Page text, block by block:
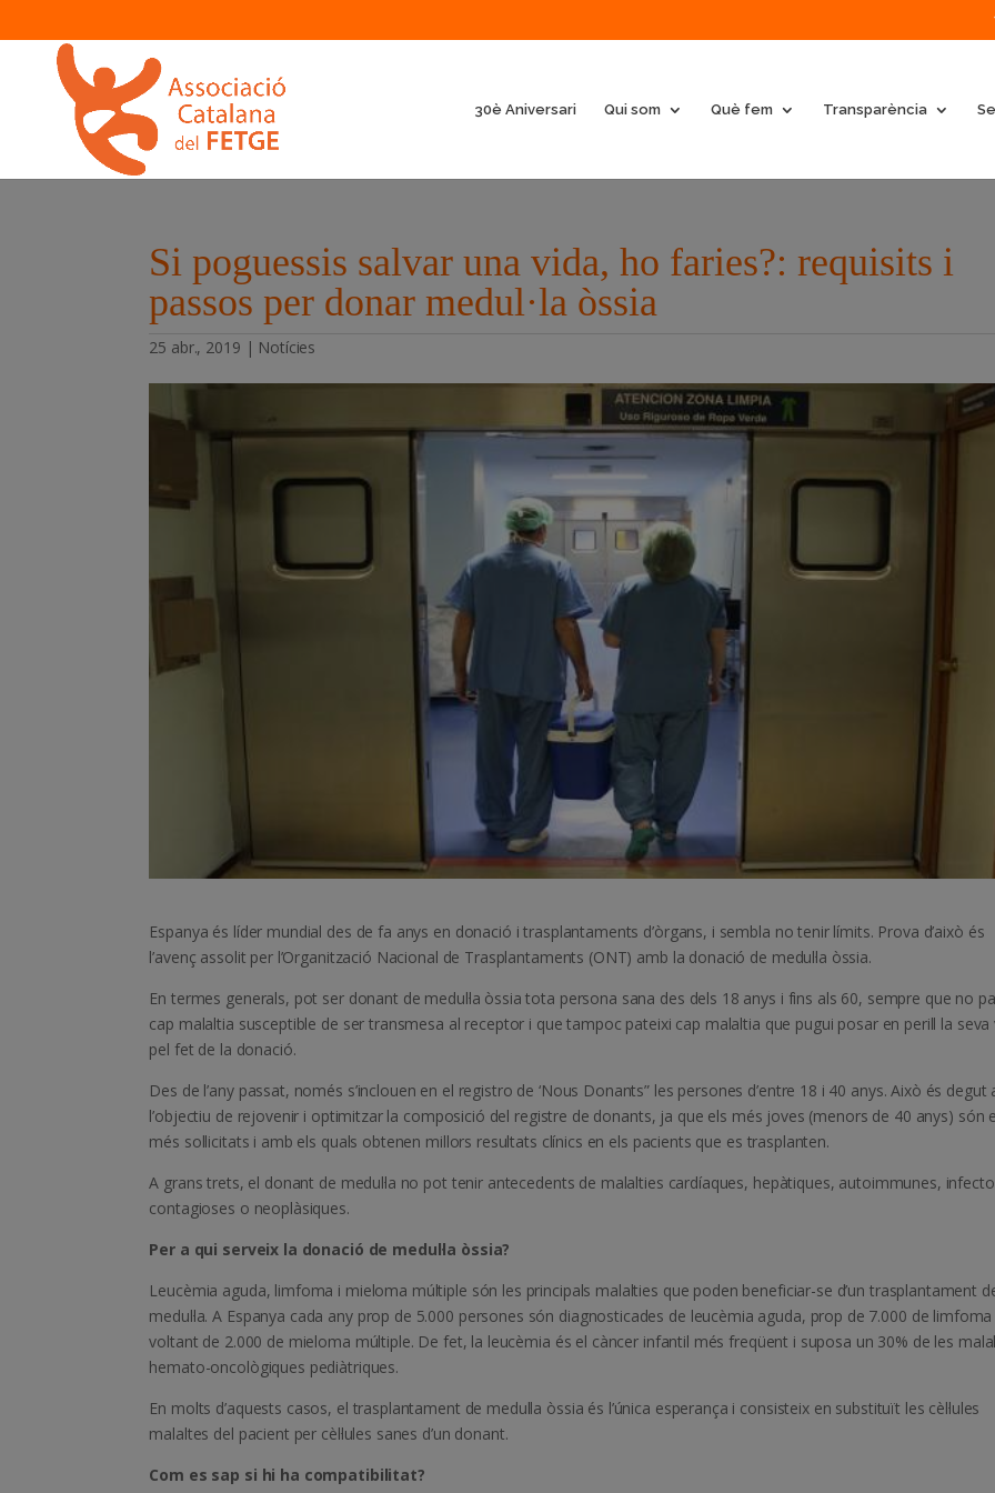
30è Aniversari Qui som Què fem Transparència
Si poguessis salvar una vida, ho faries?: requisits i
passos per donar medul·la òssia
25 abr., 2019 | Notícies
Espanya és líder mundial des de fa anys en donació i trasplantaments d’òrgans, i sembla no tenir límits. Prova d’això és
l’avenç assolit per l’Organització Nacional de Trasplantaments (ONT) amb la donació de medul·la òssia.
En termes generals, pot ser donant de medul·la òssia tota persona sana des dels 18 anys i fins als 60, sempre que no
cap malaltia susceptible de ser transmesa al receptor i que tampoc pateixi cap malaltia que pugui posar en perill la seva
pel fet de la donació.
Des de l’any passat, només s’inclouen en el registro de ‘Nous Donants” les persones d’entre 18 i 40 anys. Això és degut
l’objectiu de rejovenir i optimitzar la composició del registre de donants, ja que els més joves (menors de 40 anys) són
més sol·licitats i amb els quals obtenen millors resultats clínics en els pacients que es trasplanten.
A grans trets, el donant de medul·la no pot tenir antecedents de malalties cardíaques, hepàtiques, autoimmunes,
contagioses o neoplàsiques.
Per a qui serveix la donació de medul·la òssia?
Leucèmia aguda, limfoma i mieloma múltiple són les principals malalties que poden beneficiar-se d’un trasplantament
medul·la. A Espanya cada any prop de 5.000 persones són diagnosticades de leucèmia aguda, prop de 7.000 de
voltant de 2.000 de mieloma múltiple. De fet, la leucèmia és el càncer infantil més freqüent i suposa un 30% de les
hemato-oncològiques pediàtriques.
En molts d’aquests casos, el trasplantament de medul·la òssia és l’única esperança i consisteix en substituït les cèl·lules
malaltes del pacient per cèl·lules sanes d’un donant.
Com es sap si hi ha compatibilitat?